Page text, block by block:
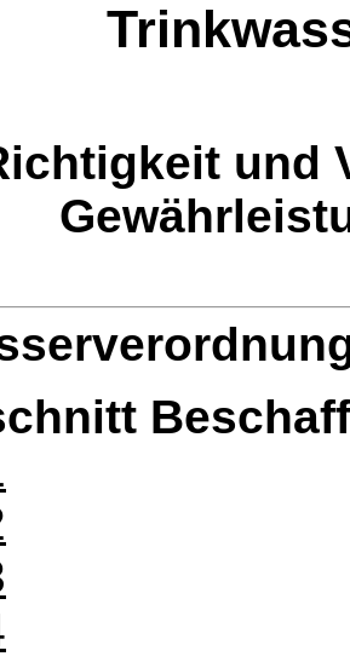
und